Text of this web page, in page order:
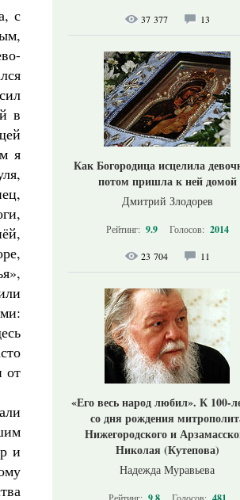
с
в
я
от
и
37 377 13
Как Богородица исцелила
потом пришла к ней домой
Дмитрий Злодорев
Рейтинг: 9.9 Голосов: 2014
23 704 11
«Его весь народ любил». К 100-
со дня рождения
Нижегородского и
Николая (Кутепова)
Надежда Муравьева